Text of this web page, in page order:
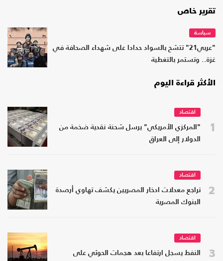
تقرير خاص
سياسة
"عربي21" تتشح بالسواد حدادا على شهداء الصحافة في
غزة.. وتستمر بالتغطية
الأكثر قراءة اليوم
1
اقتصاد
"المركزي الأمريكي" يرسل شحنة نقدية ضخمة من
الدولار إلى العراق
2
اقتصاد
تراجع معدلات ادخار المصريين يكشف تهاوي أرصدة
البنوك المصرية
3
اقتصاد
النفط يسجل ارتفاعا بعد هجمات الحوثي على